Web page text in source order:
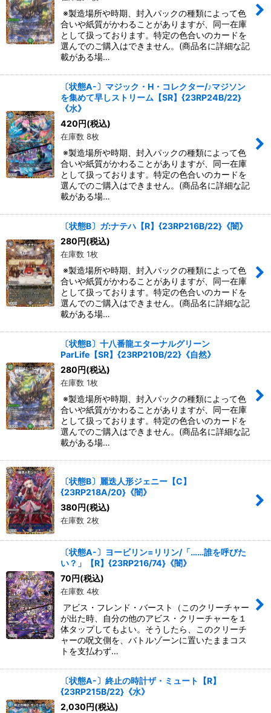
※製造場所や時期、封入パックの種類によって色
合いや紙質がかわることがありますが、同一在庫
として扱っております。特定の色合いのカードを
選んでのご購入はできません。(商品名に詳細な記
載がある場…
〔状態A-〕マジック・H・コレクター/♪マジソン
を集めて早しストリーム【SR】{23RP24B/22}
《水》
420円(税込)
在庫数 8枚
※製造場所や時期、封入パックの種類によって色
合いや紙質がかわることがありますが、同一在庫
として扱っております。特定の色合いのカードを
選んでのご購入はできません。(商品名に詳細な記
載がある場…
〔状態B〕ガ:ナテハ【R】{23RP216B/22}《闇》
280円(税込)
在庫数 1枚
※製造場所や時期、封入パックの種類によって色
合いや紙質がかわることがありますが、同一在庫
として扱っております。特定の色合いのカードを
選んでのご購入はできません。(商品名に詳細な記
載がある場…
〔状態B〕十八番龍エターナルグリーン
ParLife【SR】{23RP210B/22}《自然》
280円(税込)
在庫数 1枚
※製造場所や時期、封入パックの種類によって色
合いや紙質がかわることがありますが、同一在庫
として扱っております。特定の色合いのカードを
選んでのご購入はできません。(商品名に詳細な記
載がある場…
〔状態B〕麗迭人形ジェニー【C】
{23RP218A/20}《闇》
380円(税込)
在庫数 2枚
〔状態A-〕ヨービリン=リリン/「……誰を呼びた
い？」【R】{23RP216/74}《闇》
70 円(税込)
在庫数 4枚
アビス・フレンド・バースト（このクリーチャー
が出た時、自分の他のアビス・クリーチャーを１
体タップしてもよい。そうしたら、このクリーチ
ャーの呪文側を、バトルゾーンに置いたままコス
トを支払わず…
〔状態A-〕終止の時計ザ・ミュート【R】
{23RP215B/22}《水》
2,030 円(税込)